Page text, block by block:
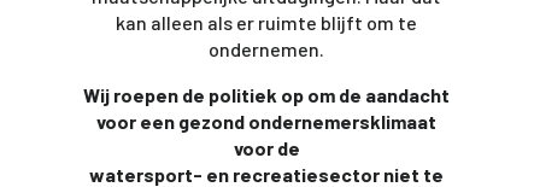
kan alleen als er ruimte blijft om te
ondernemen.
Wij roepen de politiek op om de aandacht
voor een gezond ondernemersklimaat
voor de
watersport- en recreatiesector niet te